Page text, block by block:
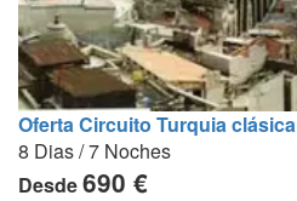
Oferta Circuito Turquia clásica
8 Dias / 7 Noches
Desde690 €